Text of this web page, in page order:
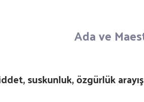
Ada ve
suskunluk, özgürlük